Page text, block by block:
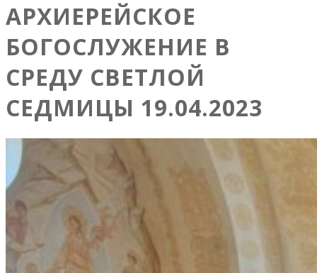
АРХИЕРЕЙСКОЕ
БОГОСЛУЖЕНИЕ В
СРЕДУ СВЕТЛОЙ
СЕДМИЦЫ 19.04.2023